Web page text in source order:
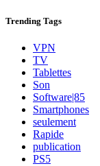
Trending Tags
VPN
TV
Tablettes
Son
Software|85
Smartphones
seulement
Rapide
publication
PS5